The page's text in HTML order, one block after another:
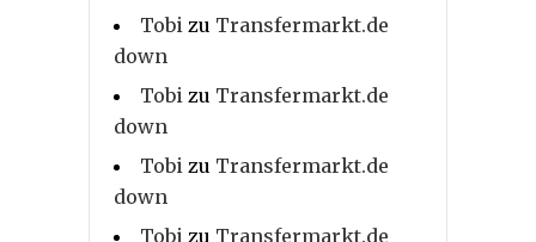
Tobi zu Transfermarkt.de
down
Tobi zu Transfermarkt.de
down
Tobi zu Transfermarkt.de
down
Tobi zu Transfermarkt.de